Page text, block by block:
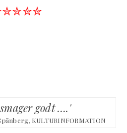
godt ….'
KULTURINFORMATION